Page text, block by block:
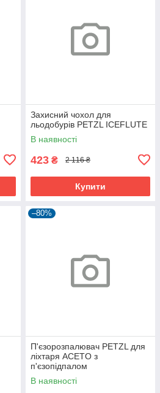
Захисний чохол для
льодобурів PETZL ICEFLUTE
В наявності
423 ₴ 2 116 ₴
Купити
–80%
П'єзорозпалювач PETZL для
ліхтаря ACETO з
п'єзопідпалом
В наявності